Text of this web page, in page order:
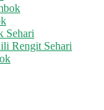
Sehari
Rengit Sehari